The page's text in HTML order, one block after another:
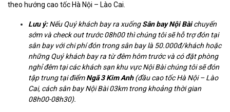
theo hướng cao tốc Hà Nội – Lào Cai.
Lưu ý: Nếu Quý khách bay ra xuốngSân bay Nội Bàichuyến
sớm và check out trước 08h00 thì chúng tôi sẽ hỗ trợ đón tại
sân bay với chi phí đón trong sân bay là 50.000đ/khách hoặc
những Quý khách bay ra từ đêm hôm trước và có đặt phòng
nghỉ đêm tại các khách sạn khu vực Nội Bài chúng tôi sẽ đón
tập trungtạiđiểm Ngã 3 Kim Anh(đầu cao tốc Hà Nội – Lào
Cai, cách sân bay Nội Bài 03kmtrong khoảng thời gian
08h00-08h30).